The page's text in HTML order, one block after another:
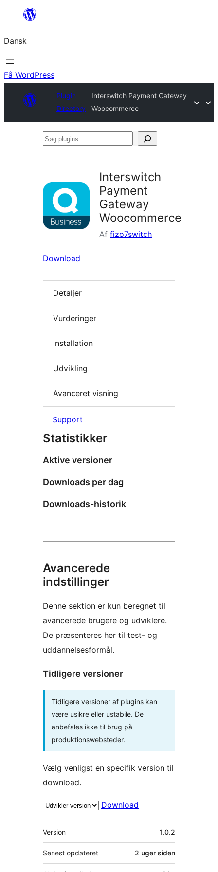
Spring
indhold
Dansk
Få WordPress
Plugin
Directory
Interswitch Payment Gateway
Woocommerce
Søg
Interswitch
Payment
Gateway
Woocommerce
Af fizo7switch
Download
Detaljer
Vurderinger
Installation
Udvikling
Avanceret visning
Support
Statistikker
Aktive versioner
Downloads per dag
Downloads-historik
Avancerede
indstillinger
Denne sektion er kun beregnet til
avancerede brugere og udviklere.
De præsenteres her til test- og
uddannelsesformål.
Tidligere versioner
Tidligere versioner af plugins kan
være usikre eller ustabile. De
anbefales ikke til brug på
produktionswebsteder.
Vælg venligst en specifik version til
download.
Download
Meta
Version 1.0.2
Senest opdateret 2 uger siden